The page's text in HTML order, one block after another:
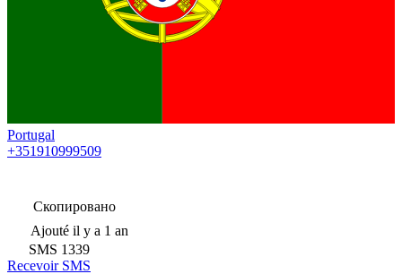
Portugal
+351910999509
Скопировано
Ajouté il y a 1 an
SMS 1339
Recevoir SMS